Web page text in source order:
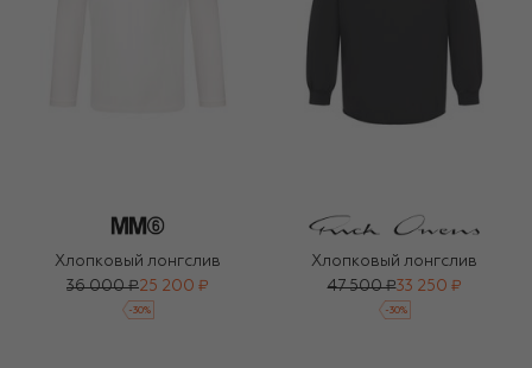
Хлопковый лонгслив
36 000 ₽25 200 ₽
-30%
Хлопковый лонгслив
47 500 ₽33 250 ₽
-30%